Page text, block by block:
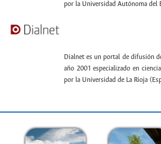
por la Universidad Autónoma del
Dialnet es un portal de difusión
año 2001 especializado en
por la Universidad de La Rioja